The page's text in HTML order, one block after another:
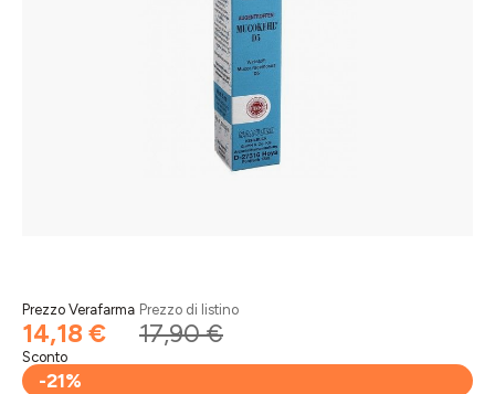
Prezzo Verafarma
14,18 €
Prezzo di listino
17,90 €
Sconto
-21%